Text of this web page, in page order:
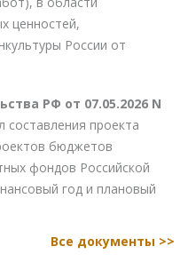
ценностей,
России от
РФ от 07.05.2026 N
проекта
бюджетов
фондов Российской
год и плановый
Все документы >>